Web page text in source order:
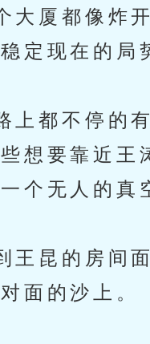
厦都像炸开
定现在的局
都不停的有
想要靠近王
个无人的真
昆的房间面
面的沙上。